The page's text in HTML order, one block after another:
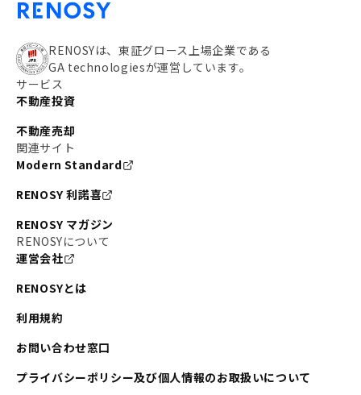
RENOSYは、東証グロース上場企業である
GA technologiesが運営しています。
サービス
不動産投資
不動産売却
関連サイト
Modern Standard
RENOSY 利諾喜
RENOSY マガジン
RENOSYについて
運営会社
RENOSYとは
利用規約
お問い合わせ窓口
プライバシーポリシー及び個人情報のお取扱いについて